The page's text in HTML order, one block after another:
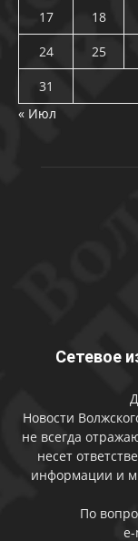
17
18
24
25
31
« Июл
Сетевое
Новости
не всегда
несет
информации и
По